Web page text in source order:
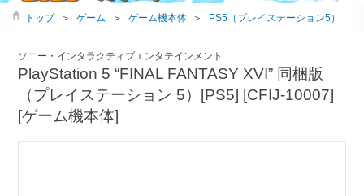
トップ ＞ ゲーム ＞ ゲーム機本体 ＞ PS5（プレイステーション5）
ソニー・インタラクティブエンタテインメント
PlayStation 5 “FINAL FANTASY XVI” 同梱版
（プレイステーション 5）[PS5] [CFIJ-10007]
[ゲーム機本体]